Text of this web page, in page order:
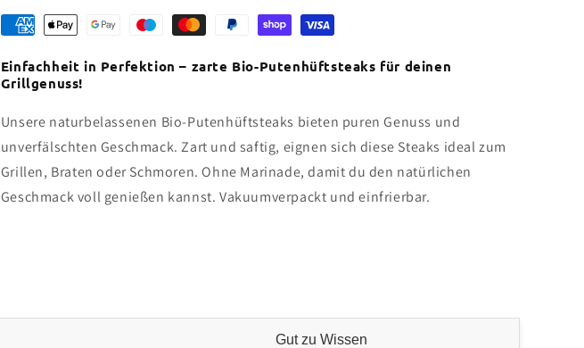
natur
natur
Einfachheit in Perfektion – zarte Bio-Putenhüftsteaks für deinen
Grillgenuss!
Unsere naturbelassenen Bio-Putenhüftsteaks bieten puren Genuss und
unverfälschten Geschmack. Zart und saftig, eignen sich diese Steaks ideal zum
Grillen, Braten oder Schmoren. Ohne Marinade, damit du den natürlichen
Geschmack voll genießen kannst. Vakuumverpackt und einfrierbar.
Gut zu Wissen